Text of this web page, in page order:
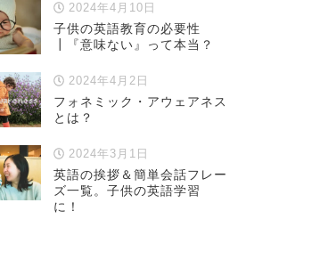
2024年4月10日
子供の英語教育の必要性
┃『意味ない』って本当？
2024年4月2日
フォネミック・アウェアネス
とは？
2024年3月1日
英語の挨拶＆簡単会話フレー
ズ一覧。子供の英語学習
に！